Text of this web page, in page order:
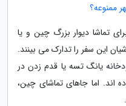
ممنوعه؟
تماشا دیوار بزرگ چین و یا
این سفر را تدارک می بینند.
یانگ تسه یا قدم زدن در
اند. اما جاهای تماشای چین،